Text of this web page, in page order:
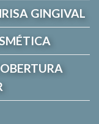
GINGIVAL